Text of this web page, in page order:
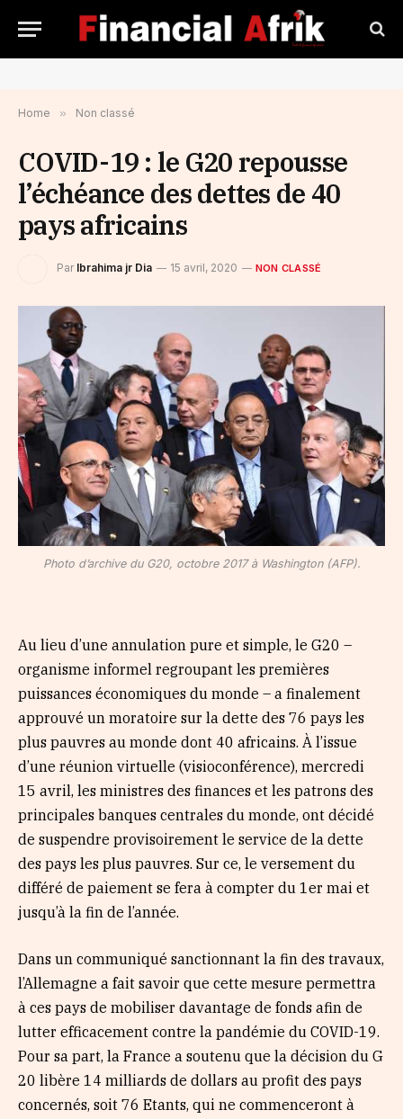
Home » Non classé
COVID-19 : le G20 repousse
l’échéance des dettes de 40
pays africains
Par Ibrahima jr Dia 15 avril, 2020 NON CLASSÉ
Photo d’archive du G20, octobre 2017 à Washington (AFP).
Au lieu d’une annulation pure et simple, le G20 –
organisme informel regroupant les premières
puissances économiques du monde – a finalement
approuvé un moratoire sur la dette des 76 pays les
plus pauvres au monde dont 40 africains. À l’issue
d’une réunion virtuelle (visioconférence), mercredi
15 avril, les ministres des finances et les patrons des
principales banques centrales du monde, ont décidé
de suspendre provisoirement le service de la dette
des pays les plus pauvres. Sur ce, le versement du
différé de paiement se fera à compter du 1er mai et
jusqu’à la fin de l’année.
Dans un communiqué sanctionnant la fin des travaux,
l’Allemagne a fait savoir que cette mesure permettra
à ces pays de mobiliser davantage de fonds afin de
lutter efficacement contre la pandémie du COVID-19.
Pour sa part, la France a soutenu que la décision du G
20 libère 14 milliards de dollars au profit des pays
concernés, soit 76 Etants, qui ne commenceront à